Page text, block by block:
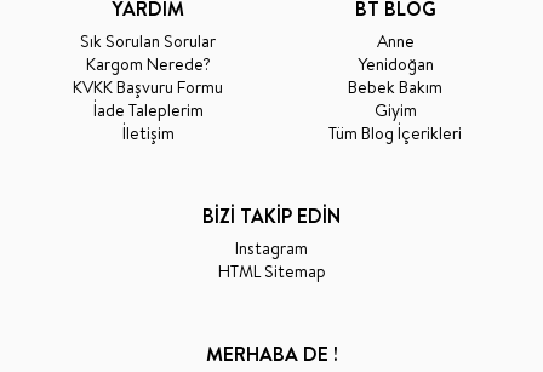
YARDIM
Sık Sorulan Sorular
Kargom Nerede?
KVKK Başvuru Formu
İade Taleplerim
İletişim
BT BLOG
Anne
Yenidoğan
Bebek Bakım
Giyim
Tüm Blog İçerikleri
BİZİ TAKİP EDİN
Instagram
HTML Sitemap
MERHABA DE !